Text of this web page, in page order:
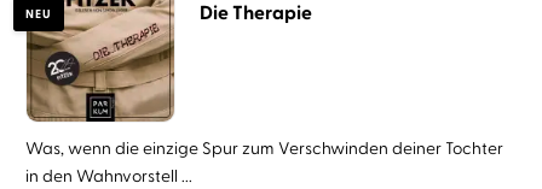
NEU Die Therapie
Was, wenn die einzige Spur zum Verschwinden deiner Tochter
in den Wahnvorstell ...